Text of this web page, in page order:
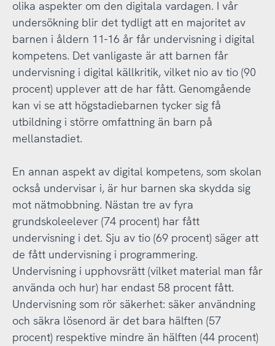
olika aspekter om den digitala vardagen. I vår
undersökning blir det tydligt att en majoritet av
barnen i åldern 11-16 år får undervisning i digital
kompetens. Det vanligaste är att barnen får
undervisning i digital källkritik, vilket nio av tio (90
procent) upplever att de har fått. Genomgående
kan vi se att högstadiebarnen tycker sig få
utbildning i större omfattning än barn på
mellanstadiet.
En annan aspekt av digital kompetens, som skolan
också undervisar i, är hur barnen ska skydda sig
mot nätmobbning. Nästan tre av fyra
grundskoleelever (74 procent) har fått
undervisning i det. Sju av tio (69 procent) säger att
de fått undervisning i programmering.
Undervisning i upphovsrätt (vilket material man får
använda och hur) har endast 58 procent fått.
Undervisning som rör säkerhet: säker användning
och säkra lösenord är det bara hälften (57
procent) respektive mindre än hälften (44 procent)